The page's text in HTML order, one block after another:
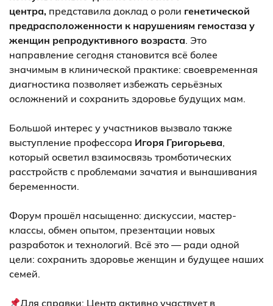
центра, представила доклад о роли генетической
предрасположенности к нарушениям гемостаза у
женщин репродуктивного возраста. Это
направление сегодня становится всё более
значимым в клинической практике: своевременная
диагностика позволяет избежать серьёзных
осложнений и сохранить здоровье будущих мам.
Большой интерес у участников вызвало также
выступление профессора Игоря Григорьева,
который осветил взаимосвязь тромботических
расстройств с проблемами зачатия и вынашивания
беременности.
Форум прошёл насыщенно: дискуссии, мастер-
классы, обмен опытом, презентации новых
разработок и технологий. Всё это — ради одной
цели: сохранить здоровье женщин и будущее наших
семей.
Для справки: Центр активно участвует в